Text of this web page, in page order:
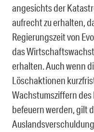
angesichts der
aufrecht zu erhalten,
Regierungszeit von
das
erhalten. Auch wenn
Löschaktionen
Wachstumsziffern
befeuern werden, gilt